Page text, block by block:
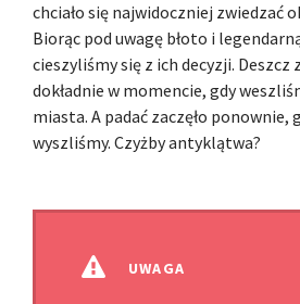
chciało się najwidoczniej zwiedzać
Biorąc pod uwagę błoto i
cieszyliśmy się z ich decyzji. Deszcz
dokładnie w momencie, gdy
miasta. A padać zaczęło ponownie,
wyszliśmy. Czyżby antyklątwa?
UWAGA